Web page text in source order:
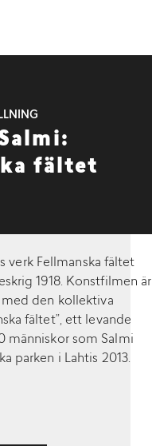
fältet
verk Fellmanska fältet
1918. Konstfilmen är
den kollektiva
fältet”, ett levande
människor som Salmi
parken i Lahtis 2013.